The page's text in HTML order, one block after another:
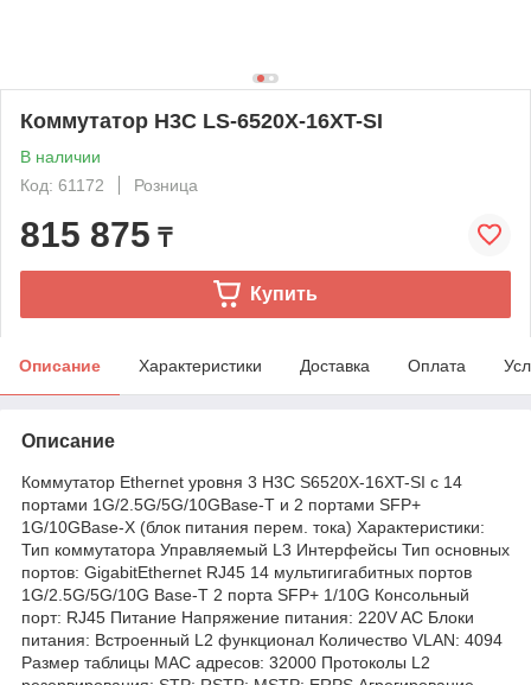
Коммутатор H3C LS-6520X-16XT-SI
В наличии
Код: 61172
Розница
815 875 ₸
Купить
Описание Характеристики Доставка Оплата
Описание
Коммутатор Ethernet уровня 3 H3C S6520X-16XT-SI с 14
портами 1G/2.5G/5G/10GBase-T и 2 портами SFP+
1G/10GBase-X (блок питания перем. тока) Характеристики:
Тип коммутатора Управляемый L3 Интерфейсы Тип основных
портов: GigabitEthernet RJ45 14 мультигигабитных портов
1G/2.5G/5G/10G Base-T 2 порта SFP+ 1/10G Консольный
порт: RJ45 Питание Напряжение питания: 220V AC Блоки
питания: Встроенный L2 функционал Количество VLAN: 4094
Размер таблицы MAC адресов: 32000 Протоколы L2